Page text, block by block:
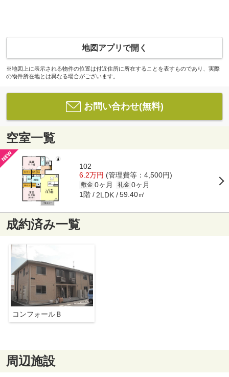
地図アプリで開く
※地図上に表示される物件の位置は付近住所に所在することを表すものであり、実際
の物件所在地とは異なる場合がございます。
お問い合わせ(無料)
空室一覧
102
6.2万円 (管理費等：4,500円)
敷金 0ヶ月 礼金 0ヶ月
1階 2LDK 59.40㎡
成約済み一覧
コンフォールＢ
周辺施設